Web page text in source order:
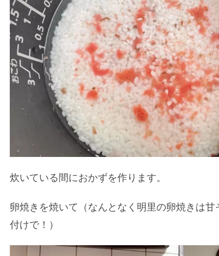
炊いている間におかずを作ります。
卵焼きを焼いて（なんとなく明里の卵焼きは
付けで！）